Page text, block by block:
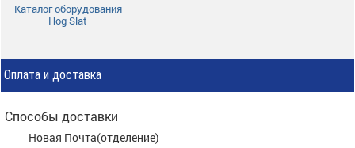
Каталог оборудования
Hog Slat
Оплата и доставка
Способы доставки
Новая Почта(отделение)